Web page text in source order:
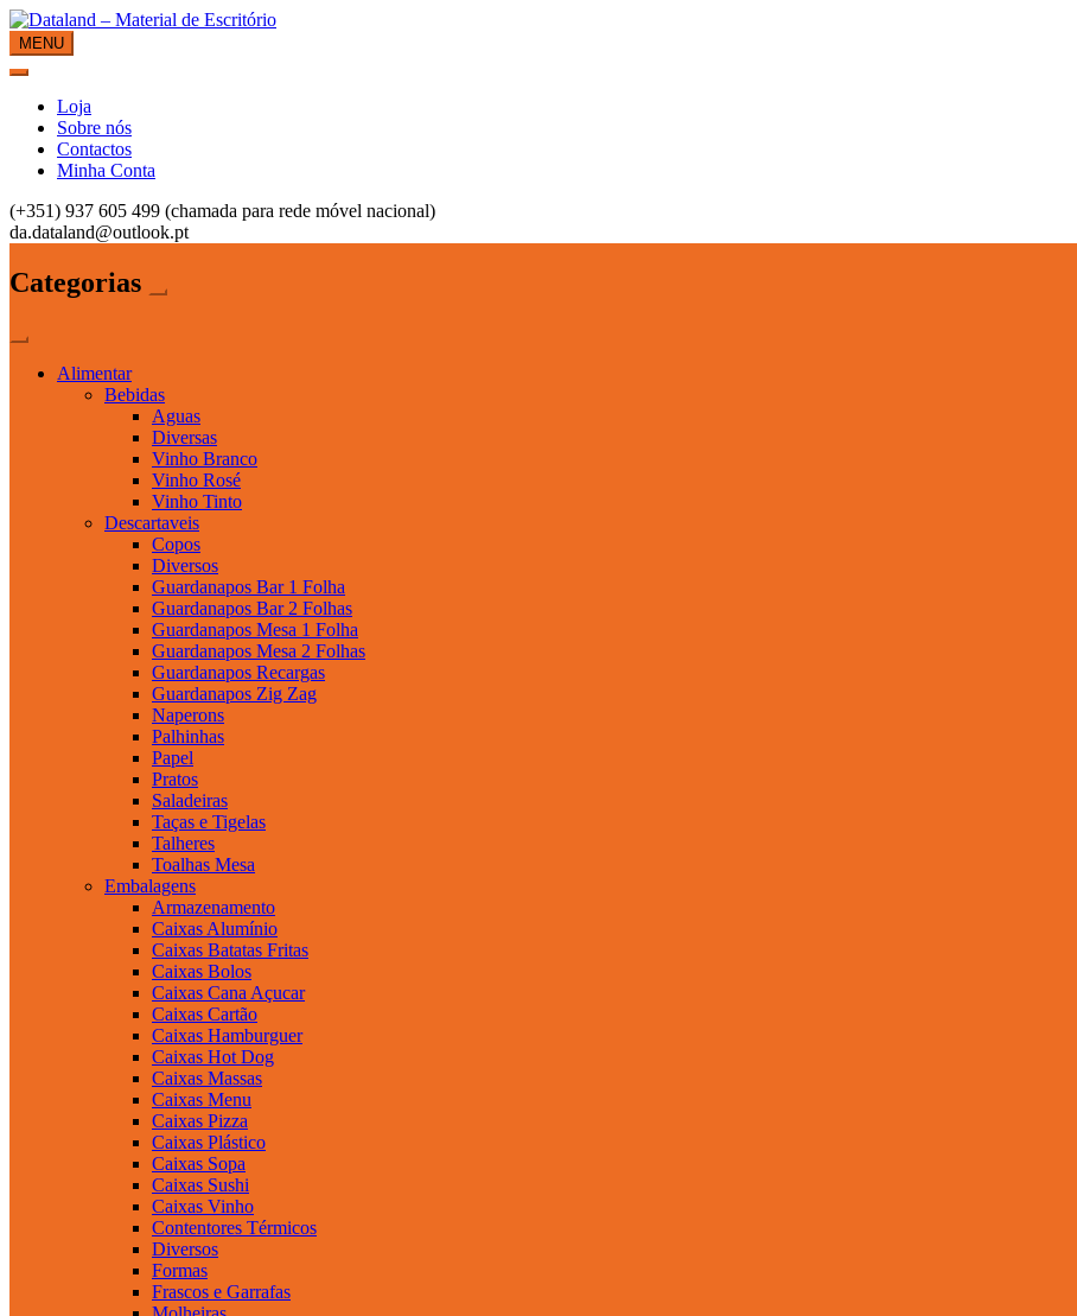
Skip
to
content
Dataland – Material de Escritório
Material de Escritório
MENU
Loja
Sobre nós
Contactos
Minha Conta
(+351) 937 605 499 (chamada para rede móvel nacional)
da.dataland@outlook.pt
Categorias
Alimentar
Bebidas
Aguas
Diversas
Vinho Branco
Vinho Rosé
Vinho Tinto
Descartaveis
Copos
Diversos
Guardanapos Bar 1 Folha
Guardanapos Bar 2 Folhas
Guardanapos Mesa 1 Folha
Guardanapos Mesa 2 Folhas
Guardanapos Recargas
Guardanapos Zig Zag
Naperons
Palhinhas
Papel
Pratos
Saladeiras
Taças e Tigelas
Talheres
Toalhas Mesa
Embalagens
Armazenamento
Caixas Alumínio
Caixas Batatas Fritas
Caixas Bolos
Caixas Cana Açucar
Caixas Cartão
Caixas Hamburguer
Caixas Hot Dog
Caixas Massas
Caixas Menu
Caixas Pizza
Caixas Plástico
Caixas Sopa
Caixas Sushi
Caixas Vinho
Contentores Térmicos
Diversos
Formas
Frascos e Garrafas